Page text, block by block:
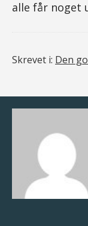
alle får noget
Skrevet i: Den